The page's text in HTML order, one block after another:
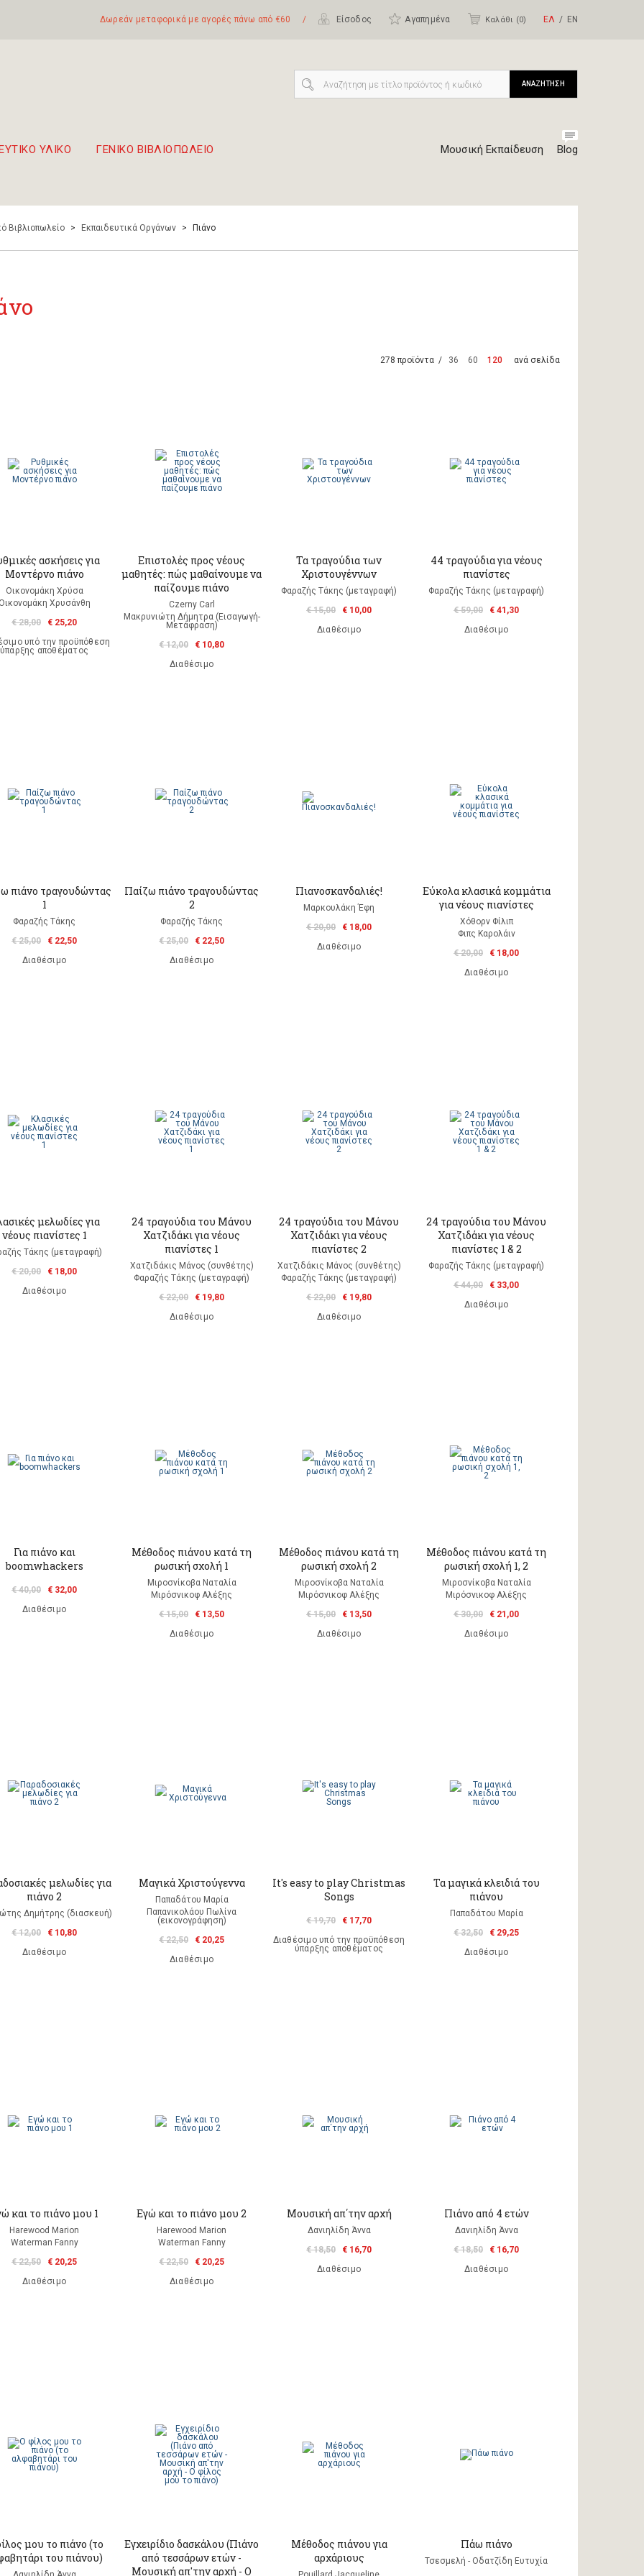
Δωρεάν μεταφορικά με αγορές πάνω από €60 / Είσοδος Αγαπημένα Καλάθι (0) ΕΛ ΕΝ
ΥΛΙΚΟ ΓΕΝΙΚΟ ΒΙΒΛΙΟΠΩΛΕΙΟ Μουσική Εκπαίδευση Blog
ΑΝΑΖΗΤΗΣΗ
Βιβλιοπωλείο > Εκπαιδευτικά Οργάνων > Πιάνο
278 προϊόντα / 36 60 120 ανά σελίδα
ασκήσεις για
Mοντέρνο πιάνο
Οικονομάκη Χρύσα
Χρυσάνθη
€ 28,00
€ 25,20
υπό την προϋπόθεση
ύπαρξης αποθέματος
Επιστολές προς νέους
μαθητές: πώς μαθαίνουμε να
παίζουμε πιάνο
Czerny Carl
Μακρυνιώτη Δήμητρα (Εισαγωγή-
Μετάφραση)
€ 12,00
€ 10,80
Διαθέσιμο
Τα τραγούδια των
Χριστουγέννων
Φαραζής Τάκης (μεταγραφή)
€ 15,00
€ 10,00
Διαθέσιμο
44 τραγούδια για νέους
πιανίστες
Φαραζής Τάκης (μεταγραφή)
€ 59,00
€ 41,30
Διαθέσιμο
πιάνο τραγουδώντας
1
Φαραζής Τάκης
€ 25,00
€ 22,50
Διαθέσιμο
Παίζω πιάνο τραγουδώντας
2
Φαραζής Τάκης
€ 25,00
€ 22,50
Διαθέσιμο
Πιανοσκανδαλιές!
Μαρκουλάκη Έφη
€ 20,00
€ 18,00
Διαθέσιμο
Εύκολα κλασικά κομμάτια
για νέους πιανίστες
Χόθορν Φίλιπ
Φιπς Kαρολάιν
€ 20,00
€ 18,00
Διαθέσιμο
μελωδίες για
νέους πιανίστες 1
Τάκης (μεταγραφή)
€ 20,00
€ 18,00
Διαθέσιμο
24 τραγούδια του Μάνου
Χατζιδάκι για νέους
πιανίστες 1
Χατζιδάκις Μάνος (συνθέτης)
Φαραζής Τάκης (μεταγραφή)
€ 22,00
€ 19,80
Διαθέσιμο
24 τραγούδια του Μάνου
Χατζιδάκι για νέους
πιανίστες 2
Χατζιδάκις Μάνος (συνθέτης)
Φαραζής Τάκης (μεταγραφή)
€ 22,00
€ 19,80
Διαθέσιμο
24 τραγούδια του Μάνου
Χατζιδάκι για νέους
πιανίστες 1 & 2
Φαραζής Τάκης (μεταγραφή)
€ 44,00
€ 33,00
Διαθέσιμο
Για πιάνο και
boomwhackers
€ 40,00
€ 32,00
Διαθέσιμο
Μέθοδος πιάνου κατά τη
ρωσική σχολή 1
Μιροσνίκοβα Ναταλία
Μιρόσνικοφ Αλέξης
€ 15,00
€ 13,50
Διαθέσιμο
Μέθοδος πιάνου κατά τη
ρωσική σχολή 2
Μιροσνίκοβα Ναταλία
Μιρόσνικοφ Αλέξης
€ 15,00
€ 13,50
Διαθέσιμο
Μέθοδος πιάνου κατά τη
ρωσική σχολή 1, 2
Μιροσνίκοβα Ναταλία
Μιρόσνικοφ Αλέξης
€ 30,00
€ 21,00
Διαθέσιμο
μελωδίες για
πιάνο 2
Δημήτρης (διασκευή)
€ 12,00
€ 10,80
Διαθέσιμο
Μαγικά Χριστούγεννα
Παπαδάτου Μαρία
Παπανικολάου Πωλίνα
(εικονογράφηση)
€ 22,50
€ 20,25
Διαθέσιμο
It's easy to play Christmas
Songs
€ 19,70
€ 17,70
Διαθέσιμο υπό την προϋπόθεση
ύπαρξης αποθέματος
Τα μαγικά κλειδιά του
πιάνου
Παπαδάτου Μαρία
€ 32,50
€ 29,25
Διαθέσιμο
και το πιάνο μου 1
Harewood Marion
Waterman Fanny
€ 22,50
€ 20,25
Διαθέσιμο
Εγώ και το πιάνο μου 2
Harewood Marion
Waterman Fanny
€ 22,50
€ 20,25
Διαθέσιμο
Μουσική απ΄την αρχή
Δανιηλίδη Άννα
€ 18,50
€ 16,70
Διαθέσιμο
Πιάνο από 4 ετών
Δανιηλίδη Άννα
€ 18,50
€ 16,70
Διαθέσιμο
μου το πιάνο (το
του πιάνου)
Εγχειρίδιο δασκάλου (Πιάνο
από τεσσάρων ετών -
Μουσική απ'την αρχή - Ο
Μέθοδος πιάνου για
αρχάριους
Πάω πιάνο
Τσεσμελή - Οδατζίδη Ευτυχία